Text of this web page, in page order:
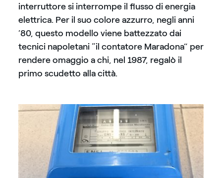
interruttore si interrompe il flusso di energia
elettrica. Per il suo colore azzurro, negli anni
’80, questo modello viene battezzato dai
tecnici napoletani “il contatore Maradona” per
rendere omaggio a chi, nel 1987, regalò il
primo scudetto alla città.